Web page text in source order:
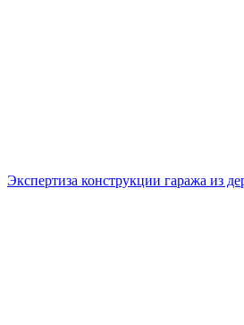
Экспертиза конструкции гаража из